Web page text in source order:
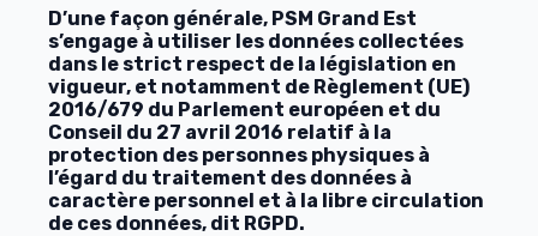
D’une façon générale, PSM Grand Est
s’engage à utiliser les données collectées
dans le strict respect de la législation en
vigueur, et notamment de Règlement (UE)
2016/679 du Parlement européen et du
Conseil du 27 avril 2016 relatif à la
protection des personnes physiques à
l’égard du traitement des données à
caractère personnel et à la libre circulation
de ces données, dit RGPD.